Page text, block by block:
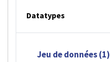
Datatypes
Jeu de données (1)